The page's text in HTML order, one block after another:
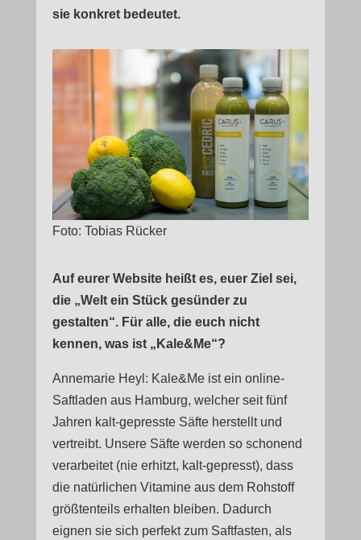
sie konkret bedeutet.
Foto: Tobias Rücker
Auf eurer Website heißt es, euer Ziel sei,
die „Welt ein Stück gesünder zu
gestalten“. Für alle, die euch nicht
kennen, was ist „Kale&Me“?
Annemarie Heyl: Kale&Me ist ein online-
Saftladen aus Hamburg, welcher seit fünf
Jahren kalt-gepresste Säfte herstellt und
vertreibt. Unsere Säfte werden so schonend
verarbeitet (nie erhitzt, kalt-gepresst), dass
die natürlichen Vitamine aus dem Rohstoff
größtenteils erhalten bleiben. Dadurch
eignen sie sich perfekt zum Saftfasten, als